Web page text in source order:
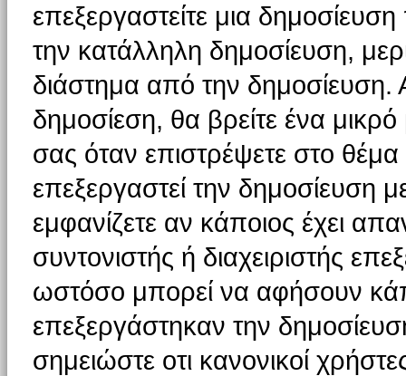
επεξεργαστείτε μια
την κατάλληλη δημοσίευση,
διάστημα από την δημοσίευση.
δημοσίεση, θα βρείτε ένα
σας όταν επιστρέψετε στο
επεξεργαστεί την δημοσίευση
εμφανίζετε αν κάποιος έχει
συντονιστής ή διαχειριστής
ωστόσο μπορεί να αφήσουν
επεξεργάστηκαν την
σημειώστε οτι κανονικοί